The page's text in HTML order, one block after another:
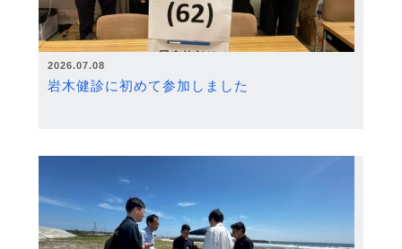
2026.07.08
岩木健診に初めて参加しました